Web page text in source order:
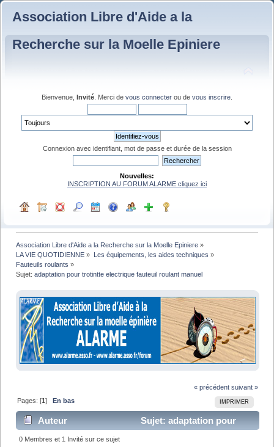
Association Libre d'Aide a la
Recherche sur la Moelle Epiniere
Bienvenue, Invité . Merci de vous connecter ou de vous inscrire
Connexion avec identifiant, mot de passe et durée de la session
Nouvelles:
INSCRIPTION AU FORUM ALARME cliquez ici
Association Libre d'Aide a la Recherche sur la Moelle Epiniere »
LA VIE QUOTIDIENNE » Les équipements, les aides techniques »
Fauteuils roulants »
Sujet:adaptation pour trotintte electrique fauteuil roulant manuel
« précédent suivant »
IMPRIMER
Pages: [1] En bas
Auteur
Sujet: adaptation pour
trotintte electrique fauteuil roulant manuel (Lu 13044
0 Membres et 1 Invité sur ce sujet